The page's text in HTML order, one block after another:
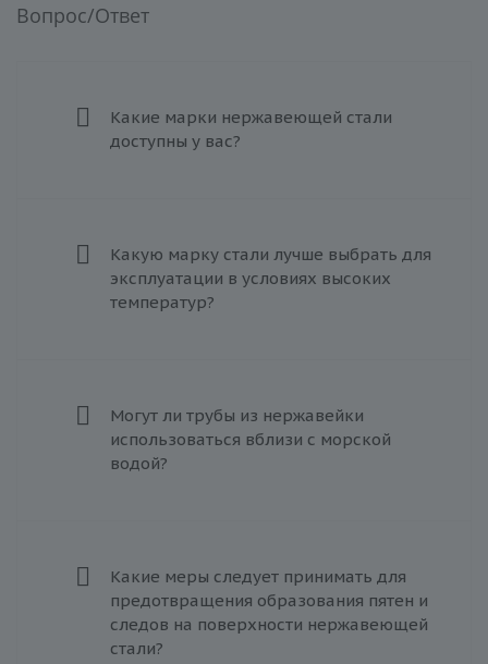
Вопрос/Ответ
Какие марки нержавеющей стали
доступны у вас?
Какую марку стали лучше выбрать для
эксплуатации в условиях высоких
температур?
Могут ли трубы из нержавейки
использоваться вблизи с морской
водой?
Какие меры следует принимать для
предотвращения образования пятен и
следов на поверхности нержавеющей
стали?